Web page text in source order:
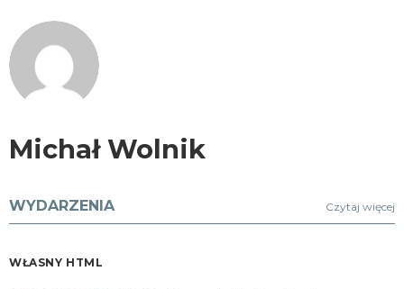
Michał Wolnik
WYDARZENIA Czytaj więcej
WŁASNY HTML